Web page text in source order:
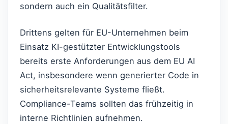
sondern auch ein Qualitätsfilter.
Drittens gelten für EU-Unternehmen beim
Einsatz KI-gestützter Entwicklungstools
bereits erste Anforderungen aus dem EU AI
Act, insbesondere wenn generierter Code in
sicherheitsrelevante Systeme fließt.
Compliance-Teams sollten das frühzeitig in
interne Richtlinien aufnehmen.